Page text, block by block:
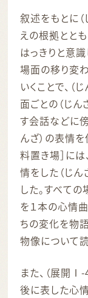
叙述をもとに
えの根拠とと
はっきりと意
場面の移り変
いくことで、（
面ごとの（じ
す会話などに
んざ）の表情を
料置き場］に
情をした（じん
した。すべて
を１本の心情
ちの変化を物
物像について
また、（展開
後に表した心